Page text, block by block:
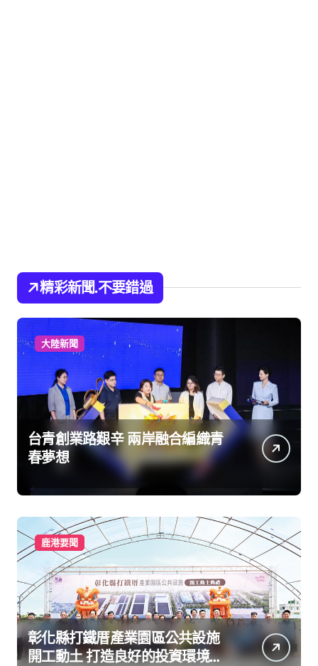
精彩新聞.不要錯過
大陸新聞
台青創業路艱辛 兩岸融合編織青
春夢想
鹿港要聞
彰化縣打鐵厝產業園區公共設施
開工動土 打造良好的投資環境讓